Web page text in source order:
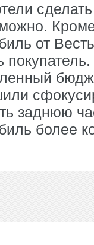
от
заднюю
более